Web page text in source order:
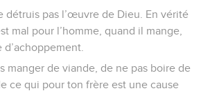
détruis pas l’œuvre de Dieu. En vérité
mal pour l’homme, quand il mange,
manger de viande, de ne pas boire de
ce qui pour ton frère est une cause